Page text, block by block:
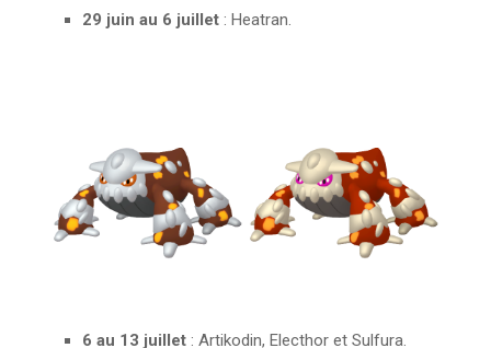
29 juin au 6 juillet : Heatran.
6 au 13 juillet : Artikodin, Electhor et Sulfura.